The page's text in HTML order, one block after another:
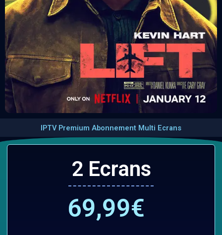
IPTV Premium Abonnement Multi Ecrans
2 Ecrans
69,99€